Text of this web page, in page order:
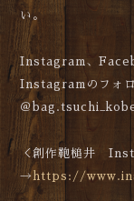
い。
Instagram、
Instagramのフォ
＠
＜創作鞄槌井
→ https://